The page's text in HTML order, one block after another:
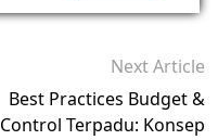
Next Article
Best Practices Budget &
Control Terpadu: Konsep